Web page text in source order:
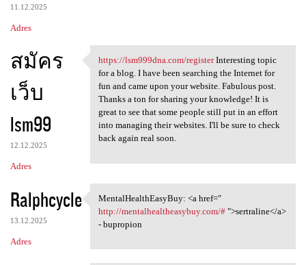
11.12.2025
Adres
สมัคร
เว็บ
lsm99
12.12.2025
Adres
https://lsm999dna.com
https://lsm999dna.com/registerInteresting topic
for a blog. I have been searching the Internet for
fun and came upon your website. Fabulous post.
Thanks a ton for sharing your knowledge! It is
great to see that some people still put in an effort
into managing their websites. I'll be sure to check
back again real soon.
Ralphcycle
13.12.2025
Adres
MentalHealthEasyBuy: <a href=
MentalHealthEasyBuy: <a href="
http://mentalhealtheasybuy.com/#">sertraline</a>
- bupropion